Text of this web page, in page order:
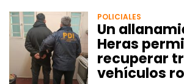
POLICIALES
Un
Heras
recuperar
vehículos